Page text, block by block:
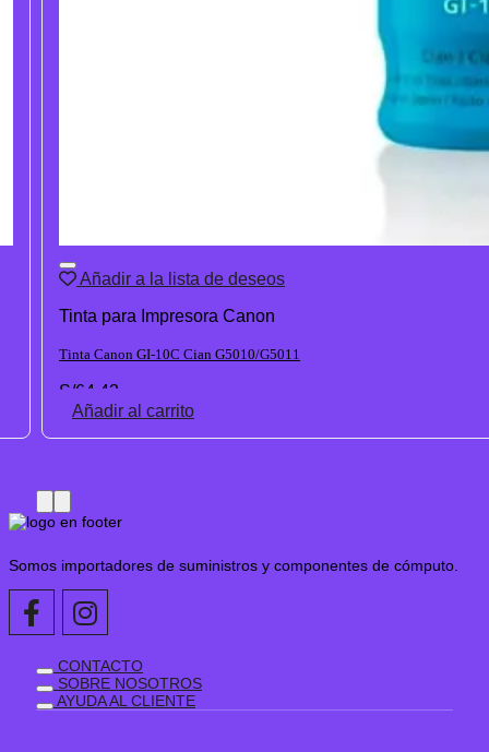
Añadir a la lista de deseos
Tinta para Impresora Canon
Tinta Canon GI-10C Cian G5010/G5011
S/64.43
Añadir al carrito
Somos importadores de suministros y componentes de cómputo.
CONTACTO
SOBRE NOSOTROS
AYUDA AL CLIENTE